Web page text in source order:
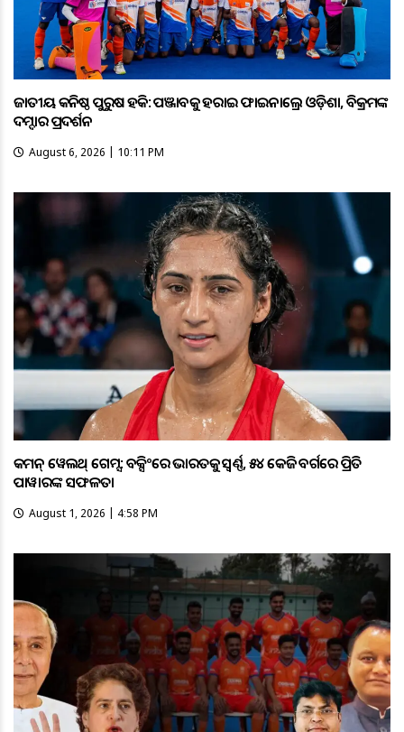
ଜାତୀୟ କନିଷ୍ଠ ପୁରୁଷ ହକି: ପଞ୍ଜାବକୁ ହରାଇ ଫାଇନାଲ୍ରେ ଓଡ଼ିଶା, ବିକ୍ରମଙ୍କ
ଦମ୍ଦାର ପ୍ରଦର୍ଶନ
August 6, 2026 | 10:11 PM
କମନ୍ ୱେଲଥ୍ ଗେମ୍ସ: ବକ୍ସିଂରେ ଭାରତକୁ ସ୍ବର୍ଣ୍ଣ, ୫୪ କେଜି ବର୍ଗରେ ପ୍ରିତି
ପାୱାରଙ୍କ ସଫଳତା
August 1, 2026 | 4:58 PM